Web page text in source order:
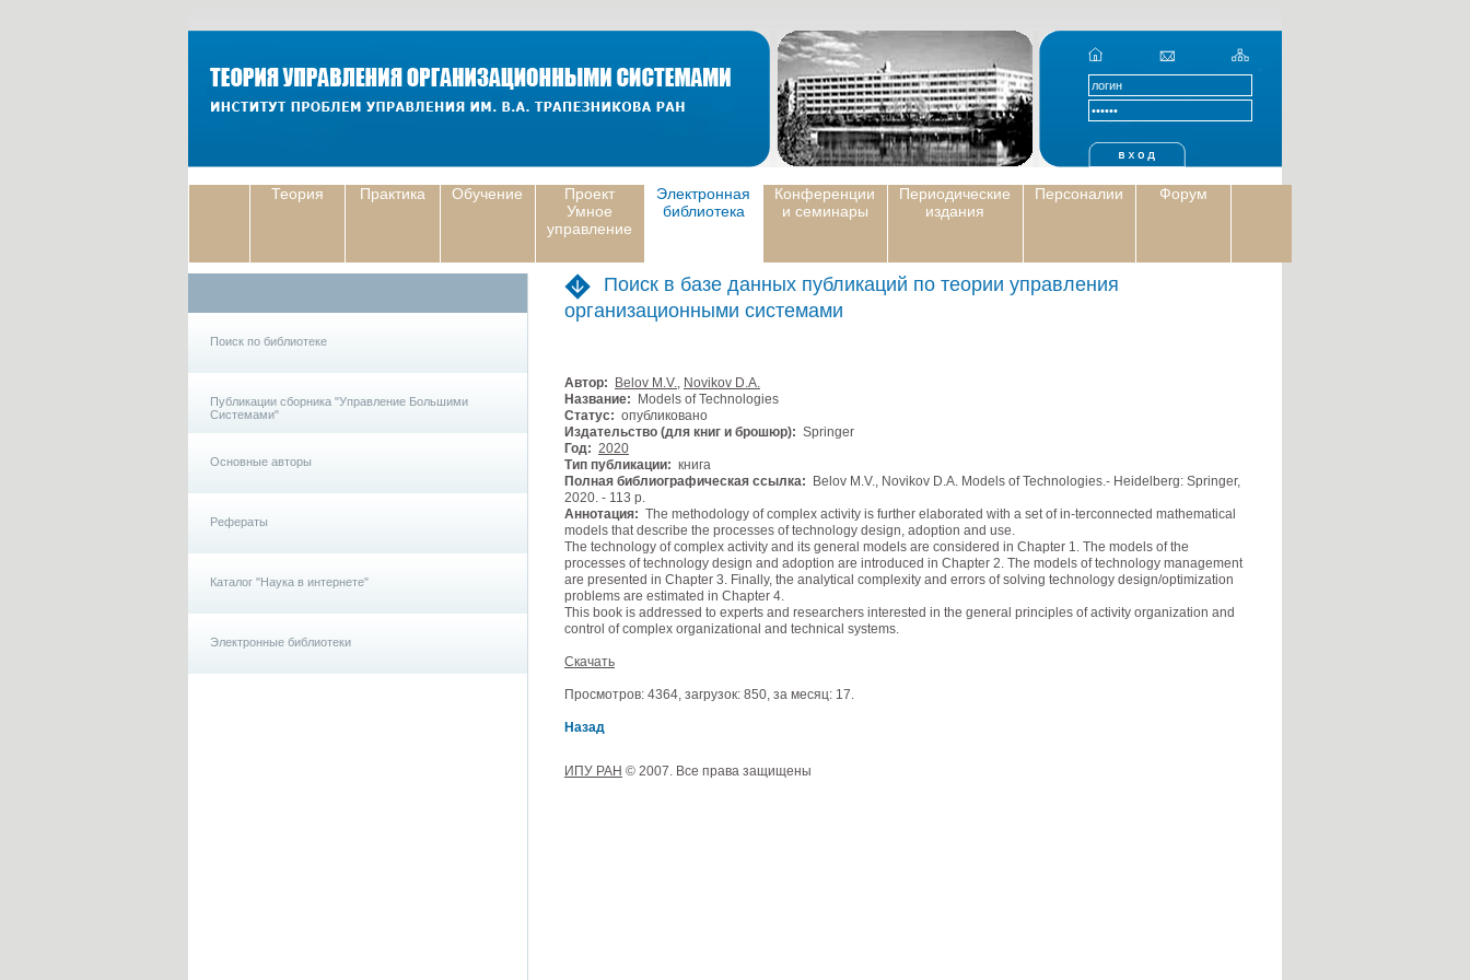
Теория Практика Обучение
Проект
Умное
управление
Электронная
библиотека
Конференции
и семинары
Периодические
издания
Персоналии Форум
Поиск по библиотеке
Публикации сборника "Управление Большими
Системами"
Основные авторы
Рефераты
Каталог "Наука в интернете"
Электронные библиотеки
Поиск в базе данных публикаций по теории управления
организационными системами
Автор: Belov M.V., Novikov D.A.
Название: Models of Technologies
Статус: опубликовано
Издательство (для книг и брошюр): Springer
Год: 2020
Тип публикации: книга
Полная библиографическая ссылка: Belov M.V., Novikov D.A. Models of Technologies.- Heidelberg: Springer,
2020. - 113 p.
Аннотация: The methodology of complex activity is further elaborated with a set of in-terconnected mathematical
models that describe the processes of technology design, adoption and use.
The technology of complex activity and its general models are considered in Chapter 1. The models of the
processes of technology design and adoption are introduced in Chapter 2. The models of technology management
are presented in Chapter 3. Finally, the analytical complexity and errors of solving technology design/optimization
problems are estimated in Chapter 4.
This book is addressed to experts and researchers interested in the general principles of activity organization and
control of complex organizational and technical systems.
Скачать
Просмотров: 4364, загрузок: 850, за месяц: 17.
Назад
ИПУ РАН © 2007. Все права защищены